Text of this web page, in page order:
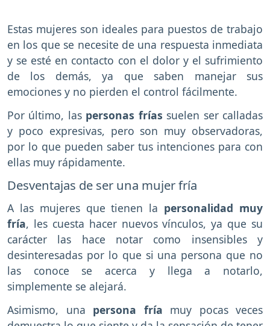
Estas mujeres son ideales para puestos de trabajo
en los que se necesite de una respuesta inmediata
y se esté en contacto con el dolor y el sufrimiento
de los demás, ya que saben manejar sus
emociones y no pierden el control fácilmente.
Por último, las personas frías suelen ser calladas
y poco expresivas, pero son muy observadoras,
por lo que pueden saber tus intenciones para con
ellas muy rápidamente.
Desventajas de ser una mujer fría
A las mujeres que tienen la personalidad muy
fría, les cuesta hacer nuevos vínculos, ya que su
carácter las hace notar como insensibles y
desinteresadas por lo que si una persona que no
las conoce se acerca y llega a notarlo,
simplemente se alejará.
Asimismo, una persona fría muy pocas veces